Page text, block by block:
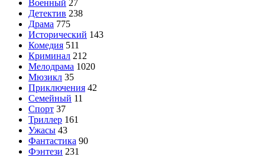
Военный 27
Детектив 238
Драма 775
Исторический 143
Комедия 511
Криминал 212
Мелодрама 1020
Мюзикл 35
Приключения 42
Семейный 11
Спорт 37
Триллер 161
Ужасы 43
Фантастика 90
Фэнтези 231